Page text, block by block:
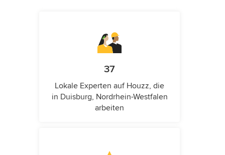
37
Lokale Experten auf Houzz, die
in Duisburg, Nordrhein-Westfalen
arbeiten